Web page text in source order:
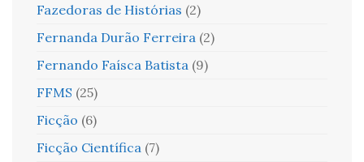
Fazedoras de Histórias (2)
Fernanda Durão Ferreira (2)
Fernando Faísca Batista (9)
FFMS (25)
Ficção (6)
Ficção Científica (7)